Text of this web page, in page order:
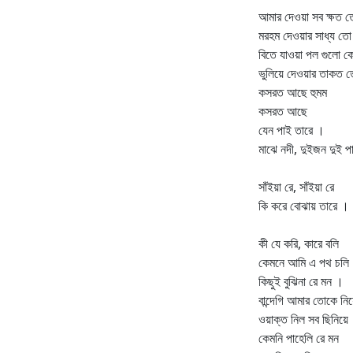
আমার দেওয়া সব ক্ষত
মরহম দেওয়ার সাধ্য
বিতে যাওয়া পল গুলো
ভুলিয়ে দেওয়ার তাকত
কসরত আছে হুমম
কসরত আছে
যেন পাই তারে ।
মাঝে নদী, দুইজন দুই
সাঁইয়া রে, সাঁইয়া রে
কি করে বোঝায় তারে ।
কী যে করি, কারে বলি
কেমনে আমি এ পথ চলি
কিছুই বুঝিনা রে মন ।
বান্দেগি আমার তোকে
ওয়াক্ত নিল সব ছিনিয়ে
কেমনি পাহেলি রে মন